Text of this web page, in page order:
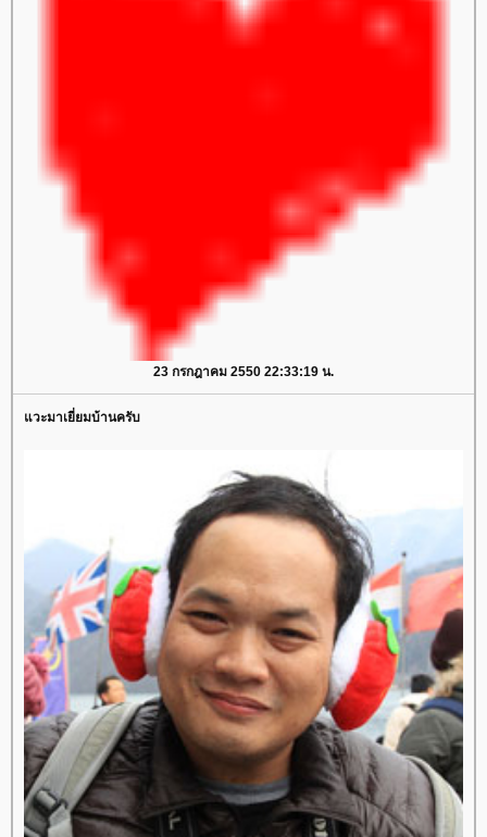
23 กรกฎาคม 2550 22:33:19 น.
วะมาเยี่ยมบ้านครับ